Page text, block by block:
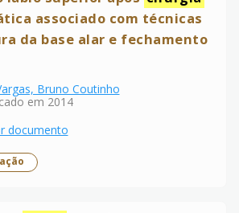
associado com técnicas
da base alar e fechamento
Bruno Coutinho
em 2014
documento